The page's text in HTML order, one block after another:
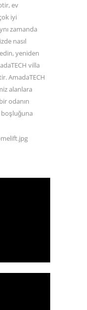
ev
iyi
zamanda
nasıl
yeniden
villa
AmadaTECH
alanlara
odanın